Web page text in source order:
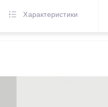
Характеристики